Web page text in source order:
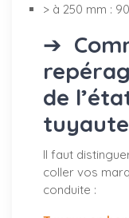
> à 250 mm :
➔
de
Il faut
coller vos
conduite :